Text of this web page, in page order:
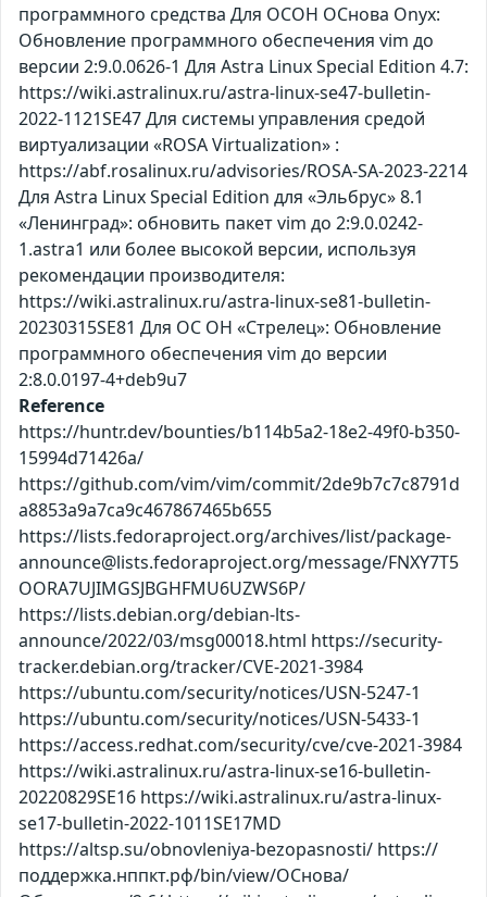
программного средства Для ОСОН ОСнова Оnyx:
Обновление программного обеспечения vim до
версии 2:9.0.0626-1 Для Astra Linux Special Edition 4.7:
https://wiki.astralinux.ru/astra-linux-se47-bulletin-
2022-1121SE47 Для системы управления средой
виртуализации «ROSA Virtualization» :
https://abf.rosalinux.ru/advisories/ROSA-SA-2023-2214
Для Astra Linux Special Edition для «Эльбрус» 8.1
«Ленинград»: обновить пакет vim до 2:9.0.0242-
1.astra1 или более высокой версии, используя
рекомендации производителя:
https://wiki.astralinux.ru/astra-linux-se81-bulletin-
20230315SE81 Для ОС ОН «Стрелец»: Обновление
программного обеспечения vim до версии
2:8.0.0197-4+deb9u7
Reference
https://huntr.dev/bounties/b114b5a2-18e2-49f0-b350-
15994d71426a/
https://github.com/vim/vim/commit/2de9b7c7c8791d
a8853a9a7ca9c467867465b655
https://lists.fedoraproject.org/archives/list/package-
announce@lists.fedoraproject.org/message/FNXY7T5
OORA7UJIMGSJBGHFMU6UZWS6P/
https://lists.debian.org/debian-lts-
announce/2022/03/msg00018.html https://security-
tracker.debian.org/tracker/CVE-2021-3984
https://ubuntu.com/security/notices/USN-5247-1
https://ubuntu.com/security/notices/USN-5433-1
https://access.redhat.com/security/cve/cve-2021-3984
https://wiki.astralinux.ru/astra-linux-se16-bulletin-
20220829SE16 https://wiki.astralinux.ru/astra-linux-
se17-bulletin-2022-1011SE17MD
https://altsp.su/obnovleniya-bezopasnosti/ https://
поддержка.нппкт.рф/bin/view/ОСнова/